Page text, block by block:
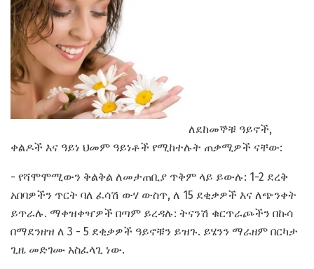
ለደከመኞቹ ዓይኖች,
ቀልዶች እና ዓይነ ህመም ዓይነቶች የሚከተሉት ጠቃሚዎች ናቸው:
- የሻሞሞሚውን ቅልቅል ለመታጠቢያ ጥቅም ላይ ይውሉ: 1-2 ደረቅ
አበባዎችን ጥርት ባለ ፈሳሽ ውሃ ውስጥ, ለ 15 ደቂቃዎች እና ለጭንቀት
ይጥራሉ. ማቀዝቀዣዎች በጣም ይረዳሉ: ትናንሽ ቁርጥራጮችን በኩሳ
በማደንዘዝ ለ 3 - 5 ደቂቃዎች ዓይኖቹን ይዝጉ. ይሄንን ማራዘም በርካታ
ጊዜ መድገሙ አስፈላጊ ነው.